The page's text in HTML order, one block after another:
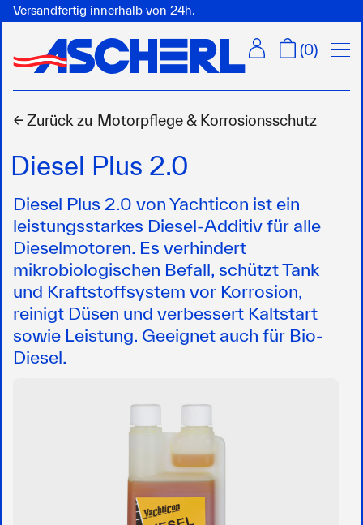
Versandfertig innerhalb von 24h.
(0)
← Zurück zu Motorpflege & Korrosionsschutz
Diesel Plus 2.0
Diesel Plus 2.0 von Yachticon ist ein
leistungsstarkes Diesel-Additiv für alle
Dieselmotoren. Es verhindert
mikrobiologischen Befall, schützt Tank
und Kraftstoffsystem vor Korrosion,
reinigt Düsen und verbessert Kaltstart
sowie Leistung. Geeignet auch für Bio-
Diesel.